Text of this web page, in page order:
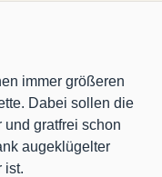
immer größeren
Dabei sollen die
gratfrei schon
augeklügelter
ist.